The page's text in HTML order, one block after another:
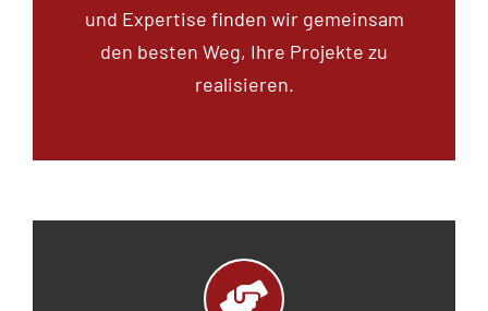
und Expertise finden wir gemeinsam
den besten Weg, Ihre Projekte zu
realisieren.